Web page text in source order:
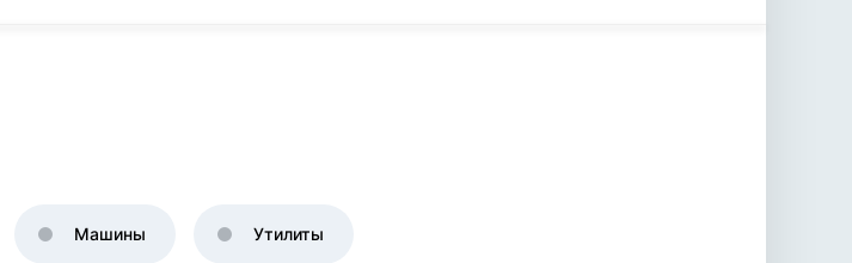
Машины Утилиты